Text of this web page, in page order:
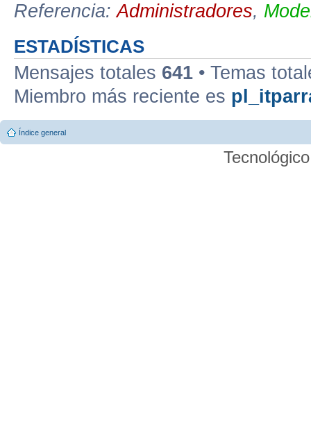
Referencia:Administradores,
ESTADÍSTICAS
Mensajes totales 641 • Temas
Miembro más reciente es
Índice general